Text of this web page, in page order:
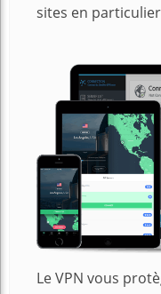
sites en
Le VPN vous